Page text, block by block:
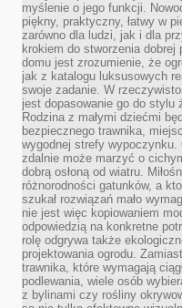
myślenie o jego funkcji.
piękny, praktyczny, łatwy w
zarówno dla ludzi, jak i dla
krokiem do stworzenia dobrej
domu jest zrozumienie, że
jak z katalogu luksusowych
swoje zadanie. W
jest dopasowanie go do stylu
Rodzina z małymi dziećmi
bezpiecznego trawnika,
wygodnej strefy wypoczynku.
zdalnie może marzyć o
dobrą osłoną od wiatru.
różnorodności gatunków, a
szukał rozwiązań mało
nie jest więc kopiowaniem
odpowiedzią na konkretne
rolę odgrywa także
projektowania ogrodu.
trawnika, które wymagają
podlewania, wiele osób
z bylinami czy rośliny